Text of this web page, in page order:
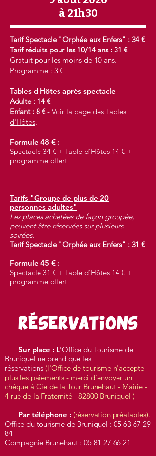
à 21h30
Tarif Spectacle "Orphée aux Enfers" : 34 €
Tarif réduits pour les 10/14 ans : 31 €
Gratuit pour les moins de 10 ans.
Programme : 3 €
Tables d'Hôtes après spectacle
Adulte : 14 €
Enfant : 8 €- Voir la page des Tables
d'Hôtes.
Formule 48 € :
Spectacle 34 € + Table d'Hôtes 14 € +
programme offert
Tarifs "Groupe de plus de 20
personnes adultes"
Les places achetées de façon groupée,
peuvent être réservées sur plusieurs
soirées.
Tarif Spectacle "Orphée aux Enfers" : 31 €
Formule 45 € :
Spectacle 31 € + Table d'Hôtes 14 € +
programme offert
RÉSERVATIONS
Sur place : L'Office du Tourisme de
Bruniquel ne prend que les
réservations (l'Office de tourisme n'accepte
plus les paiements - merci d'envoyer un
chèque à Cie de la Tour Brunehaut - Mairie -
4 rue de la Fraternité - 82800 Bruniquel )
Par téléphone : (réservation préalables).
Office du tourisme de Bruniquel : 05 63 67 29
84
Compagnie Brunehaut : 05 81 27 66 21